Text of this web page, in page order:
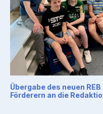
Übergabe des neuen
Förderern an die